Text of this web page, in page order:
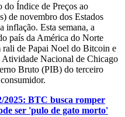
do Índice de Preços ao
de novembro dos Estados
inflação. Esta semana, a
país da América do Norte
rali de Papai Noel do Bitcoin e
Atividade Nacional de Chicago
Bruto (PIB) do terceiro
2025: BTC busca romper
ser 'pulo de gato morto'